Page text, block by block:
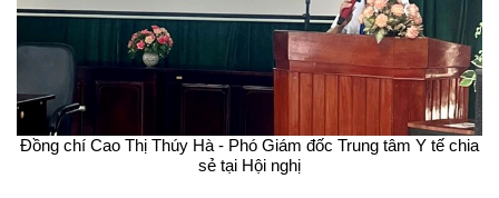
Đồng chí Cao Thị Thúy Hà - Phó Giám đốc Trung tâm Y tế chia
sẻ tại Hội nghị